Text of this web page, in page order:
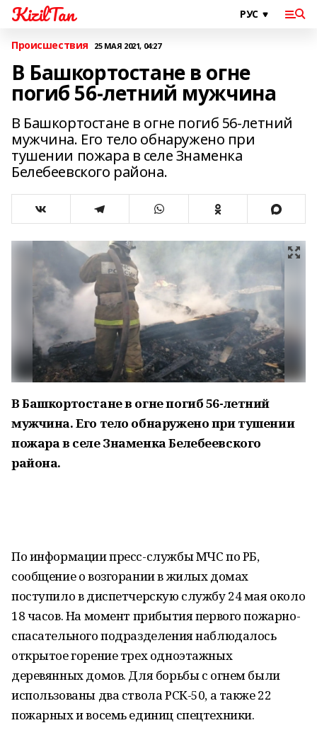
KizilTan
Происшествия 25 МАЯ 2021, 04:27
В Башкортостане в огне
погиб 56-летний мужчина
В Башкортостане в огне погиб 56-летний
мужчина. Его тело обнаружено при
тушении пожара в селе Знаменка
Белебеевского района.
В Башкортостане в огне погиб 56-летний
мужчина. Его тело обнаружено при тушении
пожара в селе Знаменка Белебеевского
района.
По информации пресс-службы МЧС по РБ,
сообщение о возгорании в жилых домах
поступило в диспетчерскую службу 24 мая около
18 часов. На момент прибытия первого пожарно-
спасательного подразделения наблюдалось
открытое горение трех одноэтажных
деревянных домов. Для борьбы с огнем были
использованы два ствола РСК-50, а также 22
пожарных и восемь единиц спецтехники.